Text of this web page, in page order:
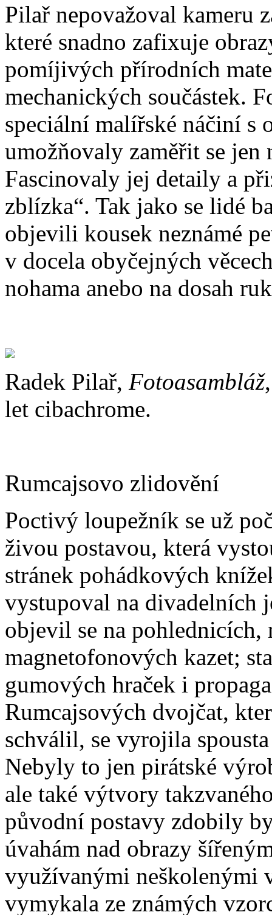
Pilař nepovažoval kameru
které snadno zafixuje
pomíjivých přírodních
mechanických součástek.
speciální malířské náčiní s
umožňovaly zaměřit se jen
Fascinovaly jej detaily a
zblízka“. Tak jako se lidé
objevili kousek neznámé
v docela obyčejných
nohama anebo na dosah
Radek Pilař, Fotoasambláž
let cibachrome.
Rumcajsovo zlidovění
Poctivý loupežník se už
živou postavou, která
stránek pohádkových
vystupoval na divadelních
objevil se na pohlednicích,
magnetofonových kazet;
gumových hraček i
Rumcajsových dvojčat,
schválil, se vyrojila
Nebyly to jen pirátské
ale také výtvory
původní postavy zdobily
úvahám nad obrazy
využívanými neškolenými
vymykala ze známých